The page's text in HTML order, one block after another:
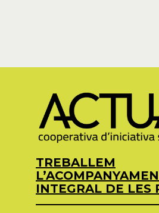
TREBALLEM
INTEGRAL DE LES